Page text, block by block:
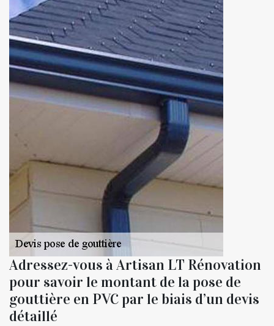
Adressez-vous à Artisan LT Rénovation
pour savoir le montant de la pose de
gouttière en PVC par le biais d’un devis
détaillé